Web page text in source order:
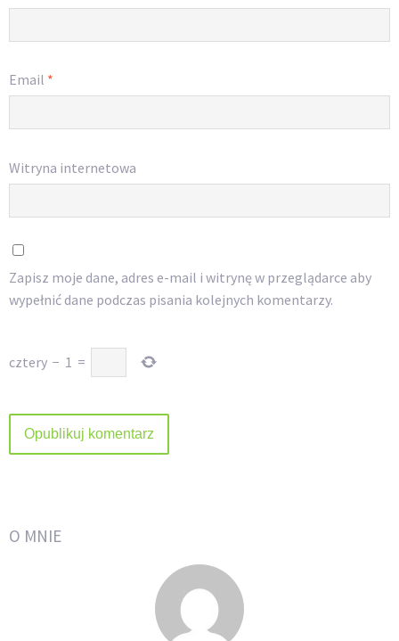
Email *
Witryna internetowa
Zapisz moje dane, adres e-mail i witrynę w przeglądarce aby
wypełnić dane podczas pisania kolejnych komentarzy.
cztery − 1 =
O MNIE